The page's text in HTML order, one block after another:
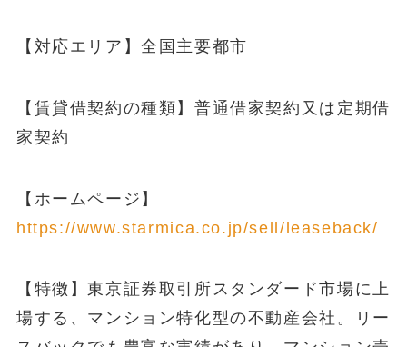
【対応エリア】全国主要都市
【賃貸借契約の種類】普通借家契約又は定期借
家契約
【ホームページ】
https://www.starmica.co.jp/sell/leaseback/
【特徴】東京証券取引所スタンダード市場に上
場する、マンション特化型の不動産会社。リー